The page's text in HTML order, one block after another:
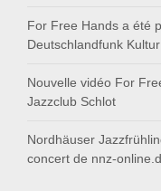
For Free Hands a été
Deutschlandfunk
Nouvelle vidéo For
Jazzclub Schlot
Nordhäuser
concert de nnz-